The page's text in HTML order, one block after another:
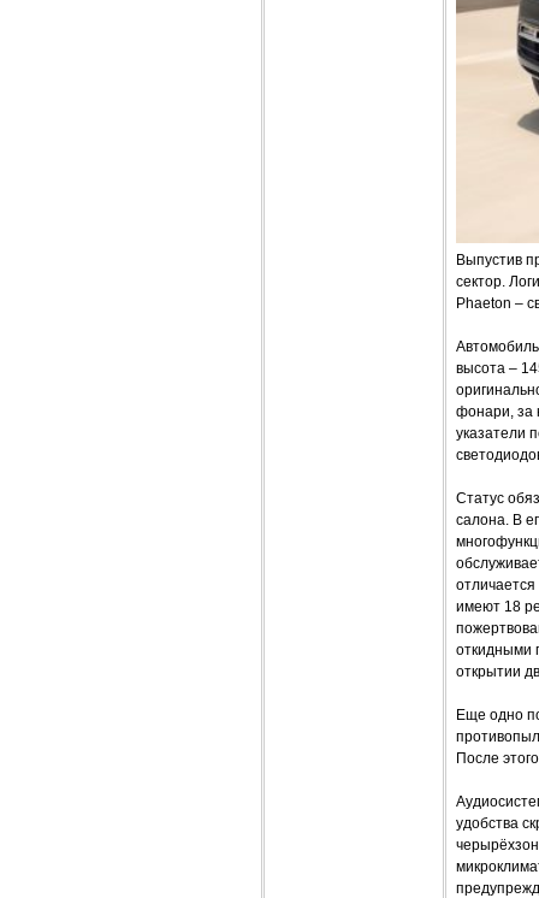
Выпустив
сектор.
Phaeton –
высота –
фонари, за
указатели
Статус
салона. В
имеют 18
откидными
открытии
Еще одно
После
удобства